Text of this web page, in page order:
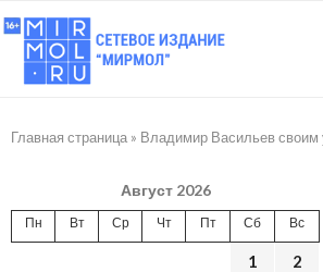
Главная страница » Владимир Васильев своим
Август 2026
Пн Вт Ср Чт Пт Сб Вс
1
2